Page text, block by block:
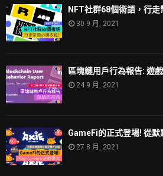
NFT社群68個術語，行走
30 9 月, 2021
區塊鏈用戶行為報告: 遊
24 9 月, 2021
GameFi的正式登場! 從
27 8 月, 2021